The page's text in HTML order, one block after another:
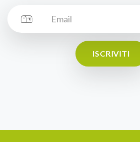
ISCRIVITI